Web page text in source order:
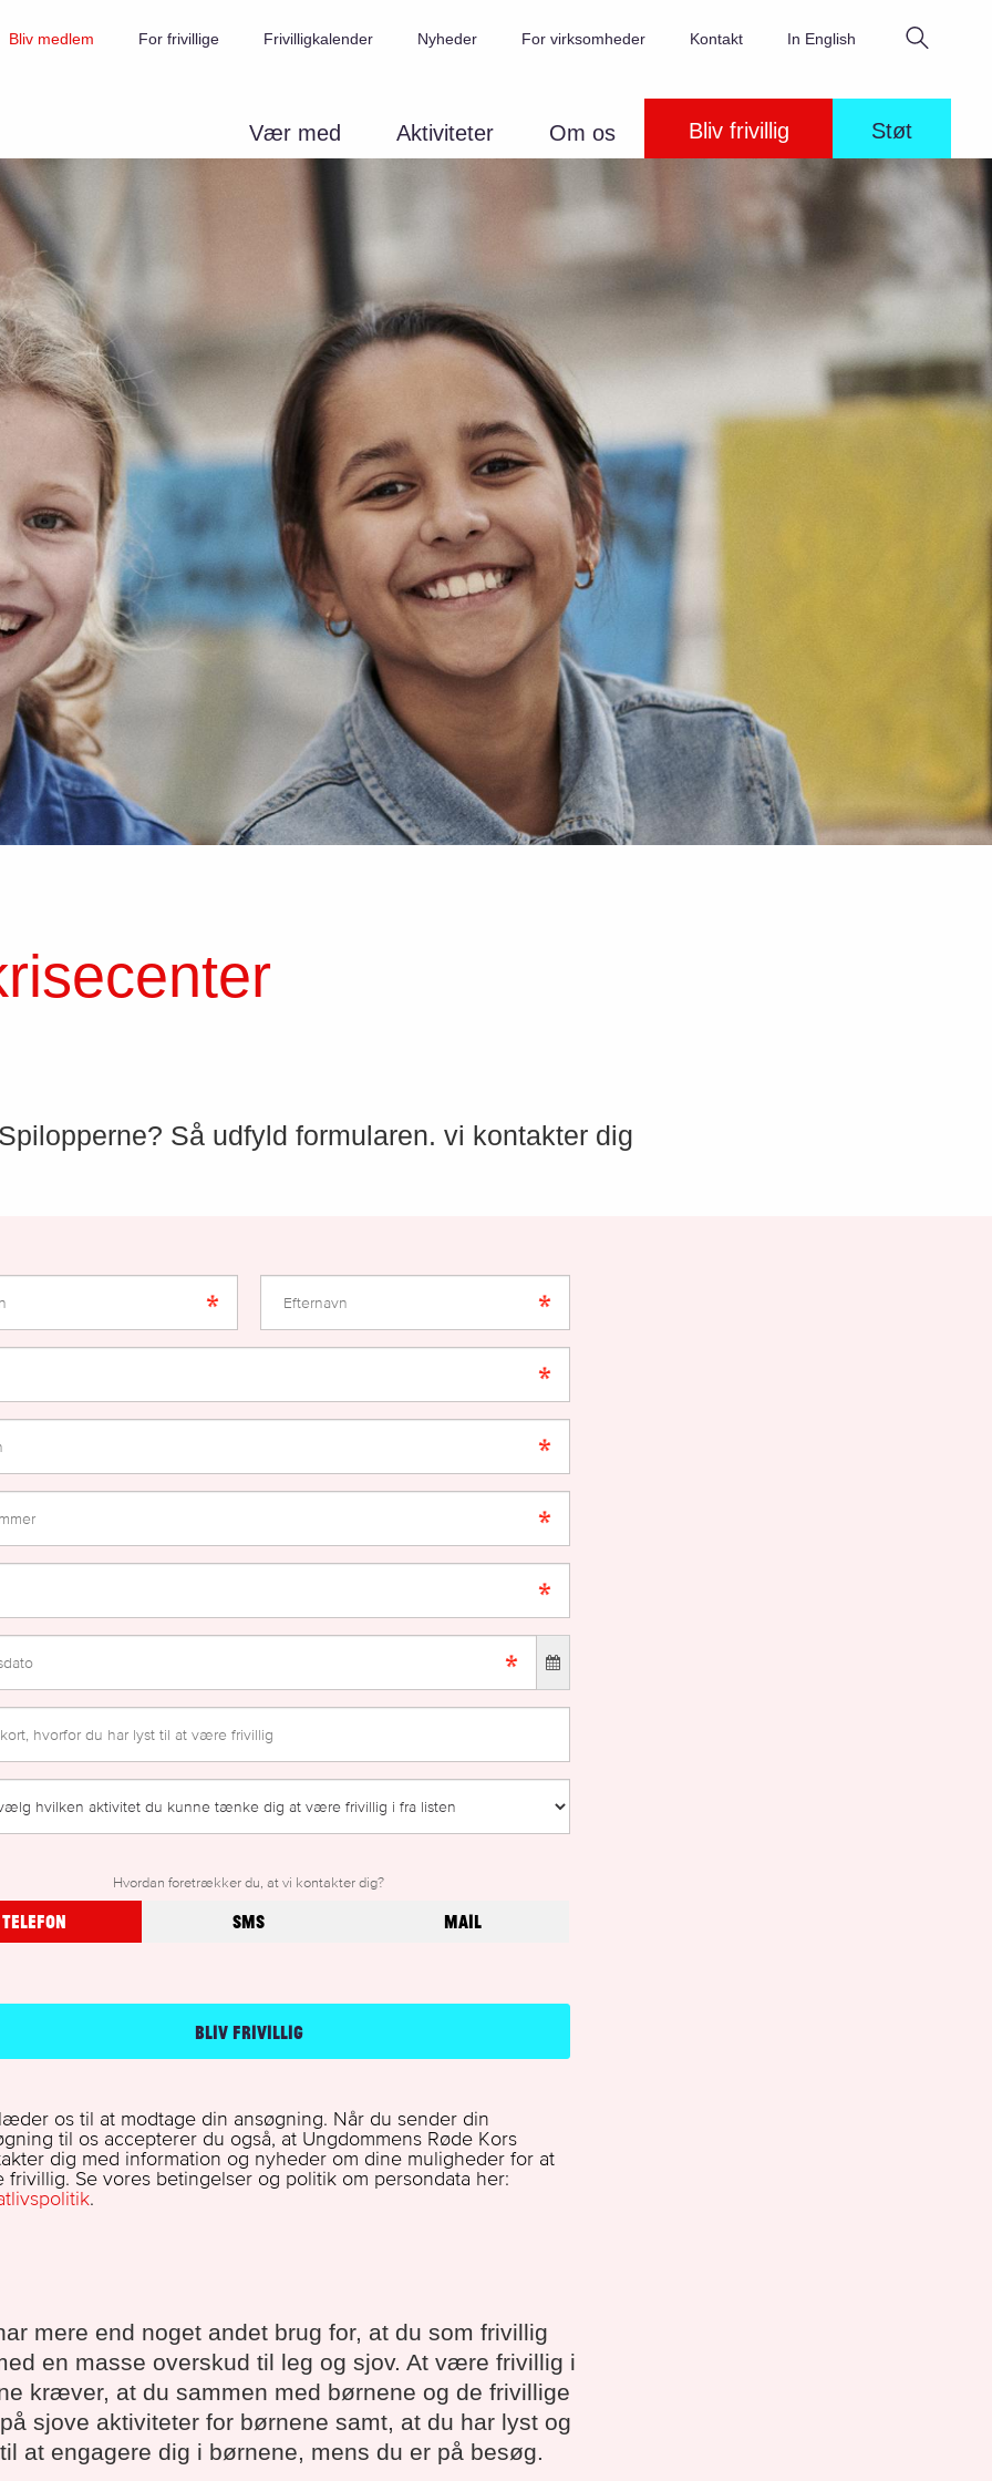
Vær med Aktiviteter Om os Bliv frivillig Støt
Bliv medlem For frivillige Frivilligkalender Nyheder For virksomheder Kontakt In English Søg
Så udfyld formularen. vi kontakter dig
mere end noget andet brug for, at du som frivillig
en masse overskud til leg og sjov. At være frivillig i
kræver, at du sammen med børnene og de frivillige
sjove aktiviteter for børnene samt, at du har lyst og
at engagere dig i børnene, mens du er på besøg.